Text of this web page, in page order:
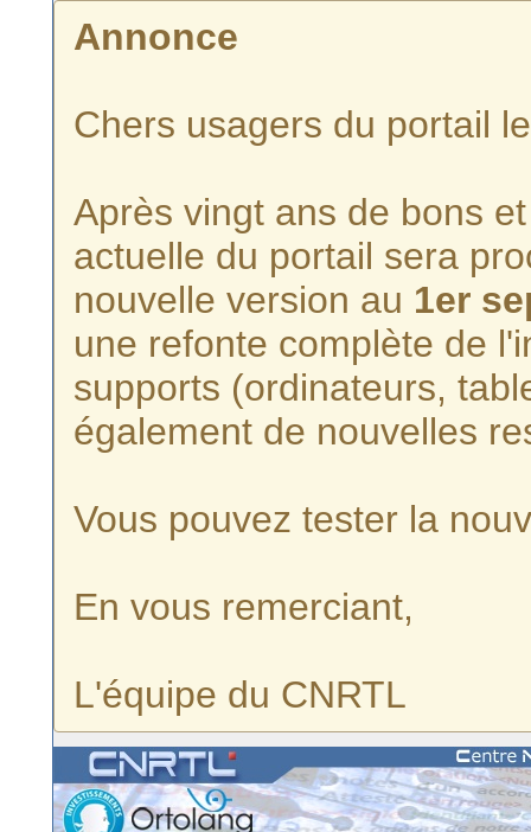
Annonce
Chers usagers du portail
Après vingt ans de bons
actuelle du portail sera
nouvelle version au 1er
une refonte complète de
supports (ordinateurs,
également de nouvelles
Vous pouvez tester la
En vous remerciant,
L'équipe du CNRTL